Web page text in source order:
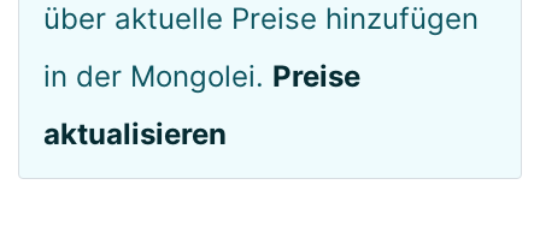
über aktuelle Preise hinzufügen
in der Mongolei. Preise
aktualisieren